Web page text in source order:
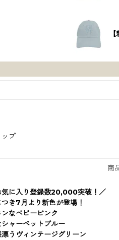
ップ
商
気に入り登録数20,000突破！／
き7月より新色が登場！
なベビーピンク
ャーベットブルー
漂うヴィンテージグリーン